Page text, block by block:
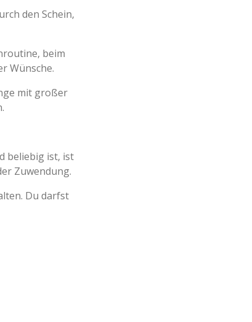
den Schein,
beim
Wünsche.
mit großer
beliebig ist, ist
Zuwendung.
Du darfst